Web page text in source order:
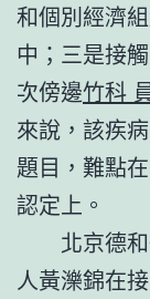
和個別經濟
中；三是接
次傍邊竹科
來說，該疾
題目，難點
認定上。
北京德
人黃濼錦在